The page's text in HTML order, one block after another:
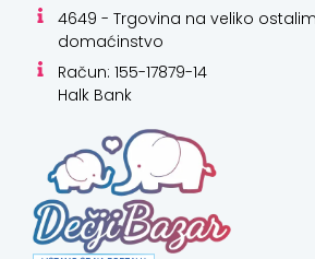
4649 - Trgovina na veliko
domaćinstvo
Račun: 155-17879-14
Halk Bank